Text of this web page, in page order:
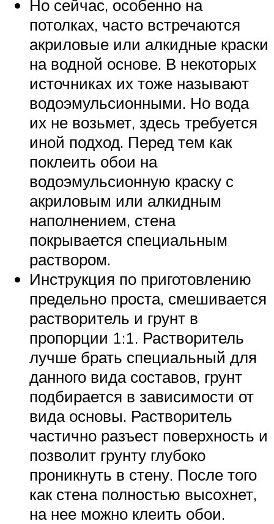
Но сейчас, особенно на
потолках, часто встречаются
акриловые или алкидные краски
на водной основе. В некоторых
источниках их тоже называют
водоэмульсионными. Но вода
их не возьмет, здесь требуется
иной подход. Перед тем как
поклеить обои на
водоэмульсионную краску с
акриловым или алкидным
наполнением, стена
покрывается специальным
раствором.
Инструкция по приготовлению
предельно проста, смешивается
растворитель и грунт в
пропорции 1:1. Растворитель
лучше брать специальный для
данного вида составов, грунт
подбирается в зависимости от
вида основы. Растворитель
частично разъест поверхность и
позволит грунту глубоко
проникнуть в стену. После того
как стена полностью высохнет,
на нее можно клеить обои.